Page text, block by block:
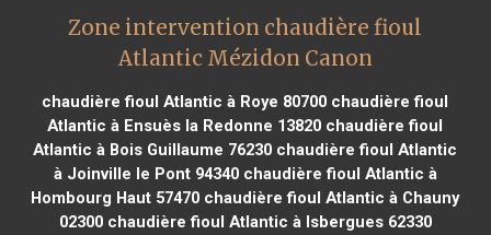
Zone intervention chaudière fioul
Atlantic Mézidon Canon
chaudière fioul Atlantic à Roye 80700 chaudière fioul
Atlantic à Ensuès la Redonne 13820 chaudière fioul
Atlantic à Bois Guillaume 76230 chaudière fioul Atlantic
à Joinville le Pont 94340chaudière fioul Atlantic à
Hombourg Haut 57470 chaudière fioul Atlantic à Chauny
02300chaudière fioul Atlantic à Isbergues 62330